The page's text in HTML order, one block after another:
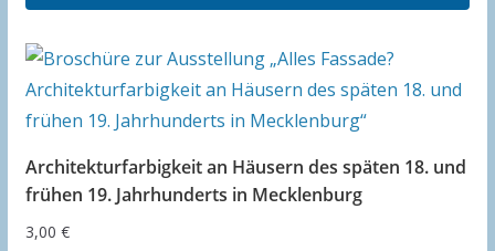
Architekturfarbigkeit an Häusern des späten 18. und
frühen 19. Jahrhunderts in Mecklenburg
3,00 €